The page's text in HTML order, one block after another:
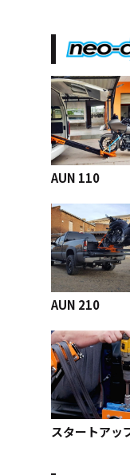
AUN 110
AUN 210
スタートアッ